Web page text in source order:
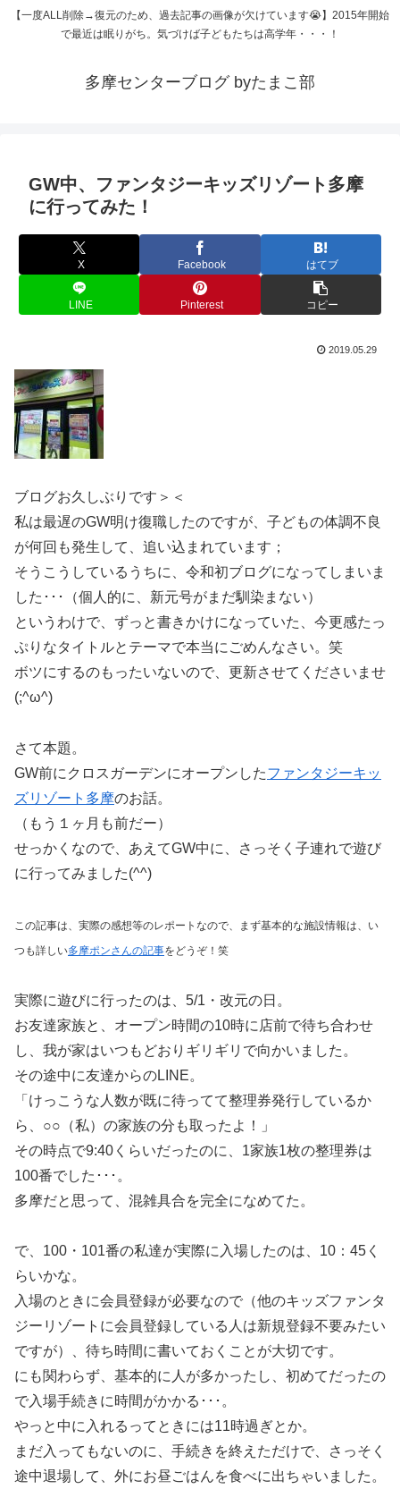
【一度ALL削除→復元のため、過去記事の画像が欠けています😭】2015年開始
で最近は眠りがち。気づけば子どもたちは高学年・・・！
多摩センターブログ byたまこ部
GW中、ファンタジーキッズリゾート多摩
に行ってみた！
X Facebook はてブ
LINE Pinterest コピー
2019.05.29
ブログお久しぶりです＞＜
私は最遅のGW明け復職したのですが、子どもの体調不良
が何回も発生して、追い込まれています；
そうこうしているうちに、令和初ブログになってしまいま
した･･･（個人的に、新元号がまだ馴染まない）
というわけで、ずっと書きかけになっていた、今更感たっ
ぷりなタイトルとテーマで本当にごめんなさい。笑
ボツにするのもったいないので、更新させてくださいませ
(;^ω^)
さて本題。
GW前にクロスガーデンにオープンしたファンタジーキッ
ズリゾート多摩のお話。
（もう１ヶ月も前だー）
せっかくなので、あえてGW中に、さっそく子連れで遊び
に行ってみました(^^)
この記事は、実際の感想等のレポートなので、まず基本的な施設情報は、い
つも詳しい多摩ポンさんの記事をどうぞ！笑
実際に遊びに行ったのは、5/1・改元の日。
お友達家族と、オープン時間の10時に店前で待ち合わせ
し、我が家はいつもどおりギリギリで向かいました。
その途中に友達からのLINE。
「けっこうな人数が既に待ってて整理券発行しているか
ら、○○（私）の家族の分も取ったよ！」
その時点で9:40くらいだったのに、1家族1枚の整理券は
100番でした･･･。
多摩だと思って、混雑具合を完全になめてた。
で、100・101番の私達が実際に入場したのは、10：45く
らいかな。
入場のときに会員登録が必要なので（他のキッズファンタ
ジーリゾートに会員登録している人は新規登録不要みたい
ですが）、待ち時間に書いておくことが大切です。
にも関わらず、基本的に人が多かったし、初めてだったの
で入場手続きに時間がかかる･･･。
やっと中に入れるってときには11時過ぎとか。
まだ入ってもないのに、手続きを終えただけで、さっそく
途中退場して、外にお昼ごはんを食べに出ちゃいました。